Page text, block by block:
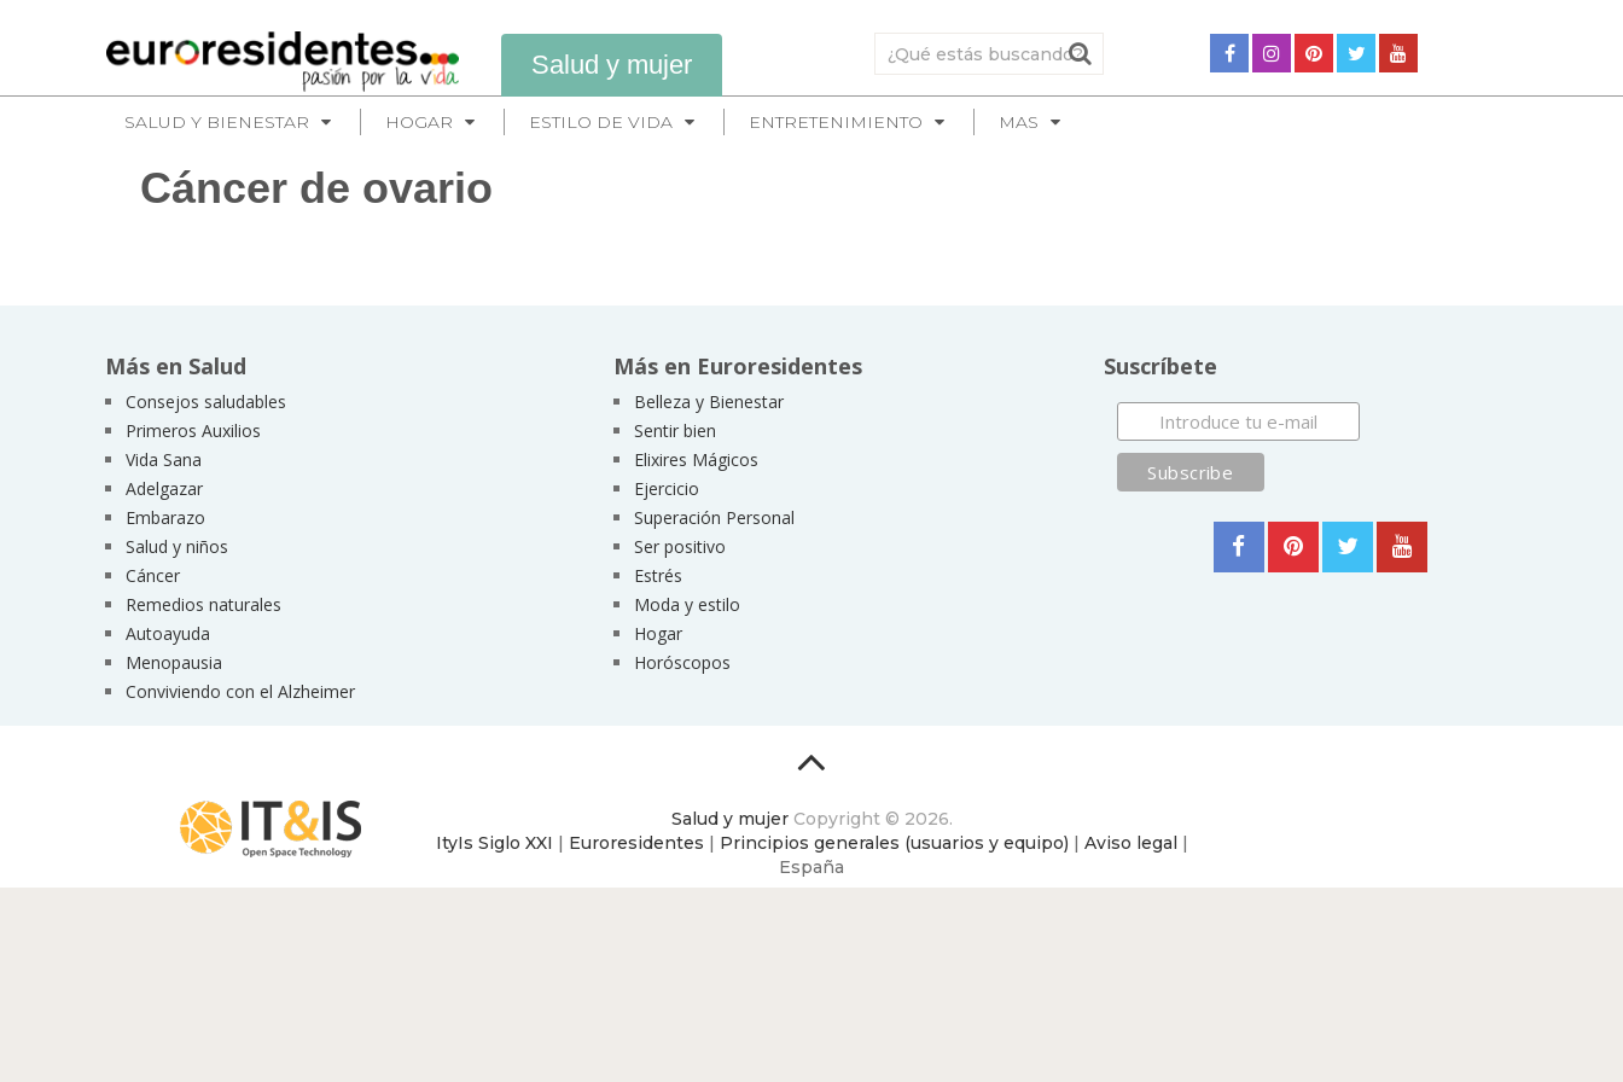
Salud y mujer
SALUD Y BIENESTAR HOGAR ESTILO DE VIDA ENTRETENIMIENTO MAS
Cáncer de ovario
Más en Salud
Consejos saludables
Primeros Auxilios
Vida Sana
Adelgazar
Embarazo
Salud y niños
Cáncer
Remedios naturales
Autoayuda
Menopausia
Conviviendo con el Alzheimer
Más en Euroresidentes
Belleza y Bienestar
Sentir bien
Elixires Mágicos
Ejercicio
Superación Personal
Ser positivo
Estrés
Moda y estilo
Hogar
Horóscopos
Suscríbete
Salud y mujerCopyright © 2026.
ItyIs Siglo XXI | Euroresidentes | Principios generales (usuarios y equipo) | Aviso legal |
España